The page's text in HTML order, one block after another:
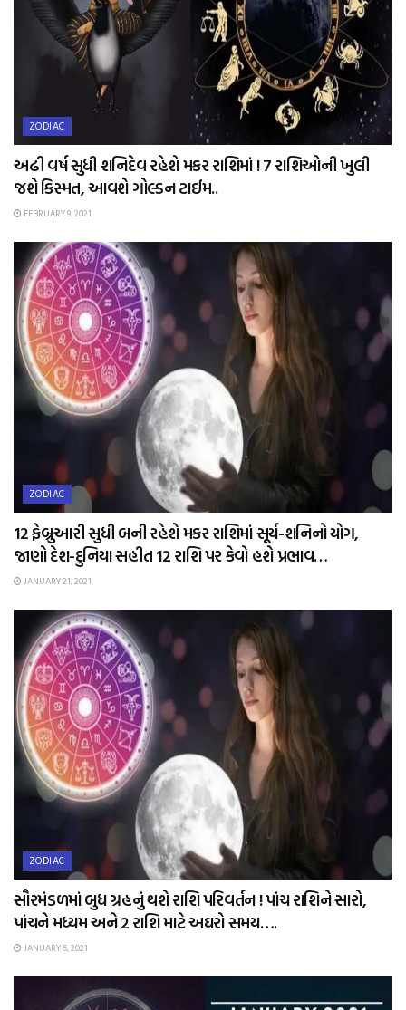
ZODIAC
અઢી વર્ષ સુધી શનિદેવ રહેશે મકર રાશિમાં ! 7 રાશિઓની ખુલી
જશે કિસ્મત, આવશે ગોલ્ડન ટાઈમ..
FEBRUARY 9, 2021
ZODIAC
12 ફેબ્રુઆરી સુધી બની રહેશે મકર રાશિમાં સૂર્ય-શનિનો યોગ,
જાણો દેશ-દુનિયા સહીત 12 રાશિ પર કેવો હશે પ્રભાવ…
JANUARY 21, 2021
ZODIAC
સૌરમંડળમાં બુધ ગ્રહનું થશે રાશિ પરિવર્તન ! પાંચ રાશિને સારો,
પાંચને મધ્યમ અને 2 રાશિ માટે અઘરો સમય….
JANUARY 6, 2021